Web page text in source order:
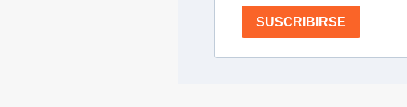
SUSCRIBIRSE